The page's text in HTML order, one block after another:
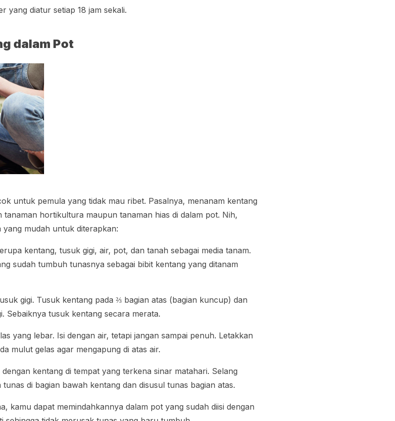
yang diatur setiap 18 jam sekali.
dalam Pot
untuk pemula yang tidak mau ribet. Pasalnya, menanam kentang
tanaman hortikultura maupun tanaman hias di dalam pot. Nih,
mudah untuk diterapkan:
kentang, tusuk gigi, air, pot, dan tanah sebagai media tanam.
sudah tumbuh tunasnya sebagai bibit kentang yang ditanam
gigi. Tusuk kentang pada ⅔ bagian atas (bagian kuncup) dan
Sebaiknya tusuk kentang secara merata.
yang lebar. Isi dengan air, tetapi jangan sampai penuh. Letakkan
mulut gelas agar mengapung di atas air.
kentang di tempat yang terkena sinar matahari. Selang
di bagian bawah kentang dan disusul tunas bagian atas.
kamu dapat memindahkannya dalam pot yang sudah diisi dengan